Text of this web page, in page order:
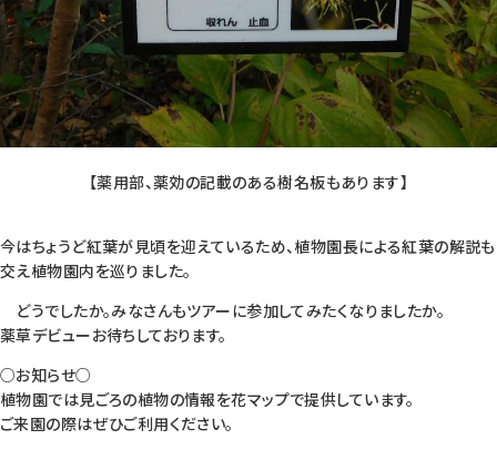
【薬用部、薬効の記載のある樹名板もあります】
今はちょうど紅葉が見頃を迎えているため、植物園長による紅葉の解説も
交え植物園内を巡りました。
どうでしたか。みなさんもツアーに参加してみたくなりましたか。
薬草デビューお待ちしております。
○お知らせ○
植物園では見ごろの植物の情報を花マップで提供しています。
ご来園の際はぜひご利用ください。